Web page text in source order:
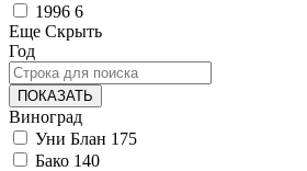
1996 6
Еще Скрыть
Год
ПОКАЗАТЬ
Виноград
Уни Блан 175
Бако 140